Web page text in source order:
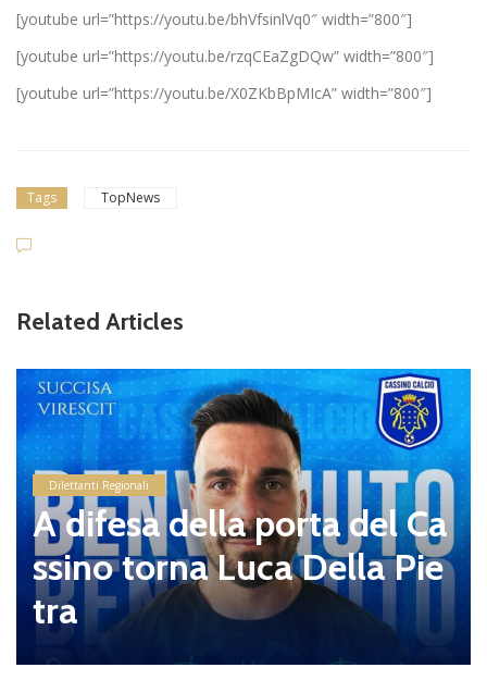
[youtube url=”https://youtu.be/bhVfsinlVq0″ width=”800″]
[youtube url=”https://youtu.be/rzqCEaZgDQw” width=”800″]
[youtube url=”https://youtu.be/X0ZKbBpMIcA” width=”800″]
Tags TopNews
Related Articles
Dilettanti Regionali
A difesa della porta del Ca
ssino torna Luca Della Pie
tra